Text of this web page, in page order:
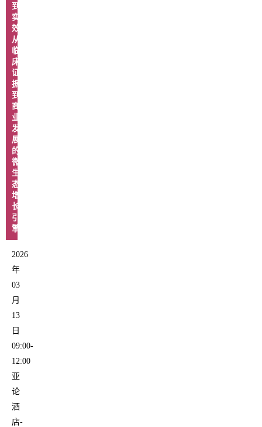
到
实
效：
从
临
床
证
据
到
商
业
发
展
的
微
生
态
增
长
引
擎
2026
年
03
月
13
日
09:00-
12:00
亚
论
酒
店-